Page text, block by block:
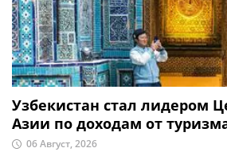
Узбекистан стал лидером
Азии по доходам от
06 Август, 2026